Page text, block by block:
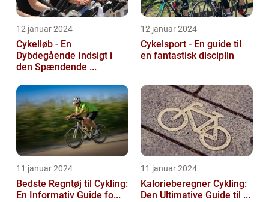
12 januar 2024
Cykelløb - En
Dybdegående Indsigt i
den Spændende ...
12 januar 2024
Cykelsport - En guide til
en fantastisk disciplin
11 januar 2024
Bedste Regntøj til Cykling:
En Informativ Guide fo...
11 januar 2024
Kalorieberegner Cykling:
Den Ultimative Guide til ...